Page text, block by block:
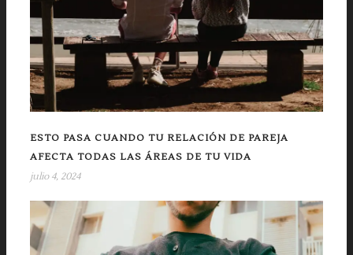
ESTO PASA CUANDO TU RELACIÓN DE PAREJA
AFECTA TODAS LAS ÁREAS DE TU VIDA
julio 4, 2024